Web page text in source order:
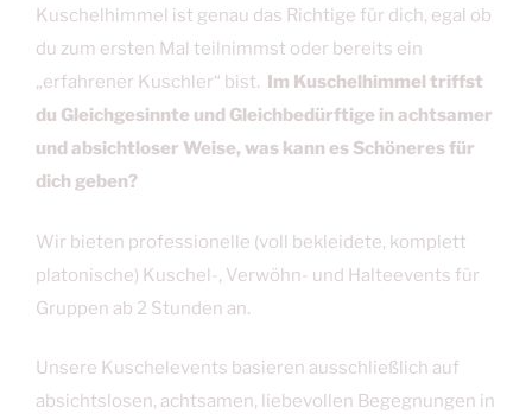
Kuschelhimmel ist genau das Richtige für dich, egal ob
du zum ersten Mal teilnimmst oder bereits ein
„erfahrener Kuschler“ bist. Im Kuschelhimmel triffst
du Gleichgesinnte und Gleichbedürftige in achtsamer
und absichtloser Weise, was kann es Schöneres für
dich geben?
Wir bieten professionelle (voll bekleidete, komplett
platonische) Kuschel-, Verwöhn- und Halteevents für
Gruppen ab 2 Stunden an.
Unsere Kuschelevents basieren ausschließlich auf
absichtslosen, achtsamen, liebevollen Begegnungen in